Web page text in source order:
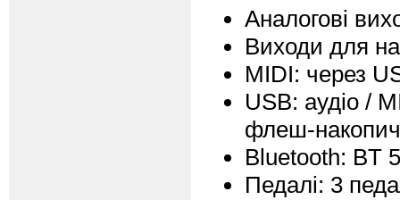
Аналогові
Виходи для
MIDI: через
USB: аудіо /
флеш-
Bluetooth: BT
Педалі: 3